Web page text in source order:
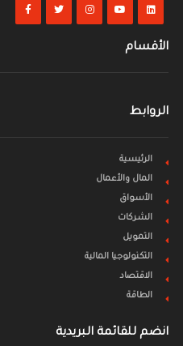
الأقسام
الروابط
الرئيسية
المال والأعمال
الأسواق
الشركات
التمويل
التكنولوجيا المالية
الاقتصاد
الطاقة
انضم للقائمة البريدية